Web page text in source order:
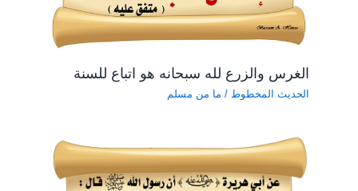
الغرس والزرع لله سبحانه هو اتباع للسنة
الحديث المخطوط / ما من مسلم